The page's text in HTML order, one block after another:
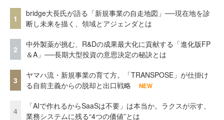
1
bridge大長氏が語る「新規事業の自走地図」──現在地を診
断し未来を描く、領域とアジェンダとは
2
中外製薬が挑む、R&Dの成果最大化に貢献する「進化版FP
＆A」──長期大型投資の意思決定の秘訣とは
3
ヤマハ流・新規事業の育て方。「TRANSPOSE」が仕掛け
る自前主義からの脱却と出口戦略
NEW
4
「AIで作れるからSaaSは不要」は本当か。ラクスが示す、
業務システムに残る“4つの価値”とは